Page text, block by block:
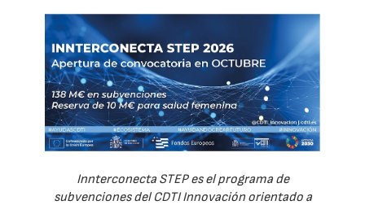
Innterconecta STEP es el programa de
subvenciones del CDTI Innovación orientado a